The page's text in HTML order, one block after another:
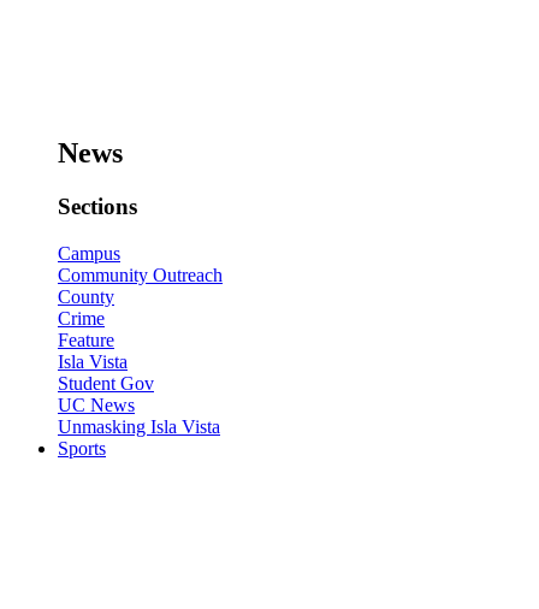
News
Sections
Campus
Community Outreach
County
Crime
Feature
Isla Vista
Student Gov
UC News
Unmasking Isla Vista
Sports